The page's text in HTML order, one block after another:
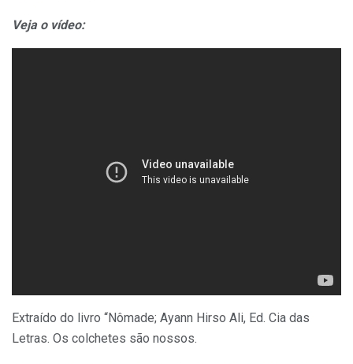
Veja o vídeo:
Extraído do livro “Nômade; Ayann Hirso Ali, Ed. Cia das
Letras. Os colchetes são nossos.